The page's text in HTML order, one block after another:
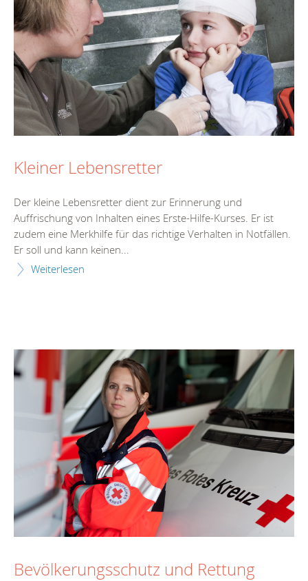
Kleiner Lebensretter
Der kleine Lebensretter dient zur Erinnerung und
Auffrischung von Inhalten eines Erste-Hilfe-Kurses. Er ist
zudem eine Merkhilfe für das richtige Verhalten in Notfällen.
Er soll und kann keinen...
Weiterlesen
Bevölkerungsschutz und Rettung